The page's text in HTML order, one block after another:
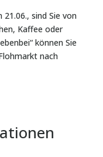
sind Sie von
Kaffee oder
können Sie
nach